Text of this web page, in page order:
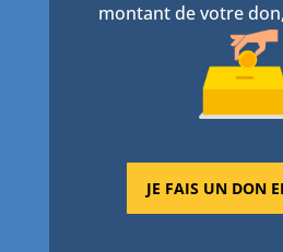
montant de votre
JE FAIS UN DON